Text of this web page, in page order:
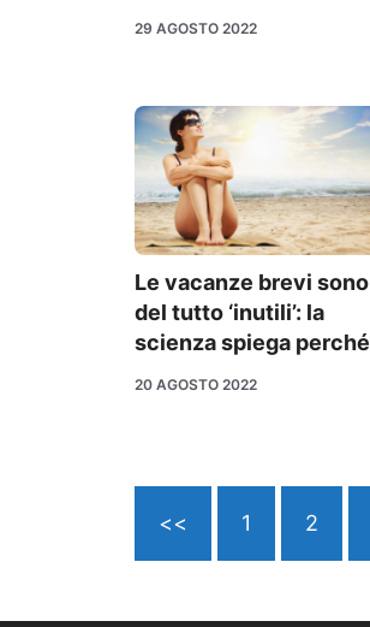
29 AGOSTO 2022
Le vacanze brevi sono
del tutto ‘inutili’: la
scienza spiega perché
20 AGOSTO 2022
<< 1 2